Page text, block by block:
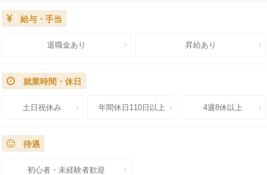
給与・手当
退職金あり 昇給あり
就業時間・休日
土日祝休み 年間休日110日以上 4週8休以上
待遇
初心者・未経験者歓迎